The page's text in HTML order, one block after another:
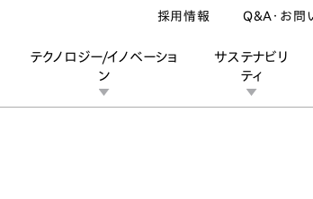
テクノロジー/イノベーショ
ン
サステナビリ
ティ
採用情報 Q&A・お問
万台を突破